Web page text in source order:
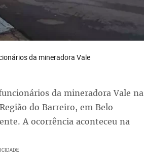
da mineradora Vale
da mineradora Vale na
do Barreiro, em Belo
A ocorrência aconteceu na